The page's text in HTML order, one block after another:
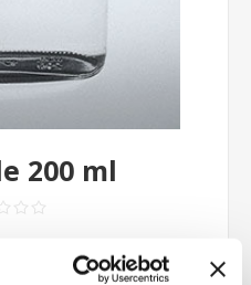
200 ml